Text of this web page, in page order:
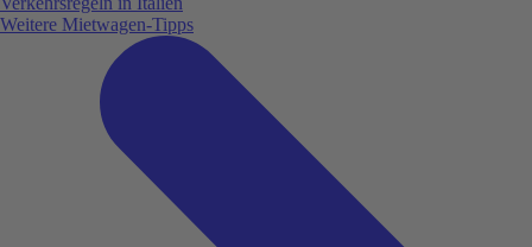
Weitere Mietwagen-Tipps